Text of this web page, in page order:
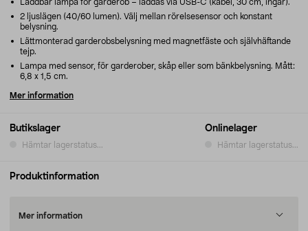
Butikslager
Hämtar lagerstatus...
Onlinelager
Hämtar lagerstatus...
Laddbar lampa för garderob – laddas via USB-C (kabel, 30 cm, ingår).
2 ljuslägen (40/60 lumen). Välj mellan rörelsesensor och konstant
belysning.
Lättmonterad garderobsbelysning med magnetfäste och självhäftande
tejp.
Lampa med sensor, för garderober, skåp eller som bänkbelysning. Mått:
6,8 x 1,5 cm.
Mer information
Produktinformation
Mer information